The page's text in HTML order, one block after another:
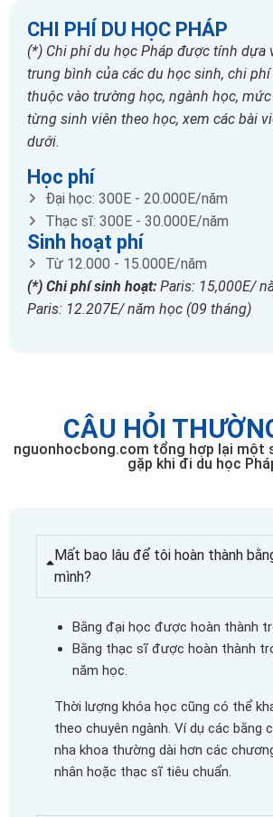
CHI PHÍ DU HỌC PHÁP
(*) Chi phí du học Pháp được tính dựa
trung bình của các du học sinh, chi phí
thuộc vào trường học, ngành học,
từng sinh viên theo học, xem các bài
dưới.
Học phí
Đại học: 300E - 20.000E/năm
Thạc sĩ: 300E - 30.000E/năm
Sinh hoạt phí
Từ 12.000 - 15.000E/năm
(*) Chi phí sinh hoạt: Paris: 15,000E/
Paris: 12.207E/ năm học (09 tháng)
CÂU HỎI
nguonhocbong.com tổng hợp lại một
gặp khi đi du học
Mất bao lâu để tôi hoàn thành
mình?
Bằng đại học được hoàn thành
Bằng thạc sĩ được hoàn thành
năm học.
Thời lượng khóa học cũng có thể
theo chuyên ngành. Ví dụ các bằng
nha khoa thường dài hơn các
nhân hoặc thạc sĩ tiêu chuẩn.